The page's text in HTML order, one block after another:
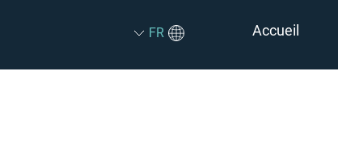
FR Accueil